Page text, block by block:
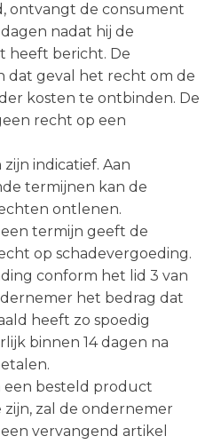
ontvangt de consument
nadat hij de
heeft bericht. De
dat geval het recht om de
kosten te ontbinden. De
recht op een
indicatief. Aan
termijnen kan de
ontlenen.
termijn geeft de
op schadevergoeding.
conform het lid 3 van
het bedrag dat
heeft zo spoedig
binnen 14 dagen na
een besteld product
zal de ondernemer
vervangend artikel